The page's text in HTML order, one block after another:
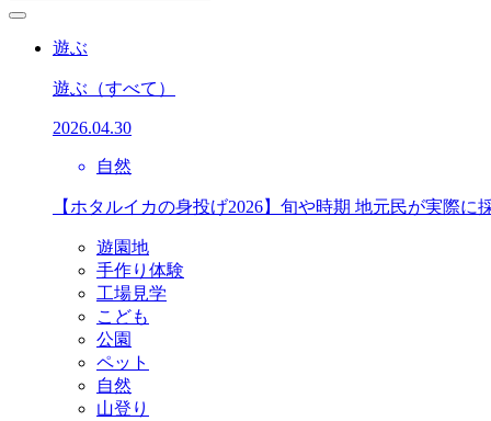
遊ぶ
遊ぶ （すべて）
2026.04.30
自然
【ホタルイカの身投げ2026】旬や時期 地元民が実際に
遊園地
手作り体験
工場見学
こども
公園
ペット
自然
山登り